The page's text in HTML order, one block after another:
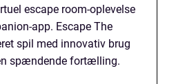
escape room-oplevelse
app. Escape The
spil med innovativ brug
spændende fortælling.